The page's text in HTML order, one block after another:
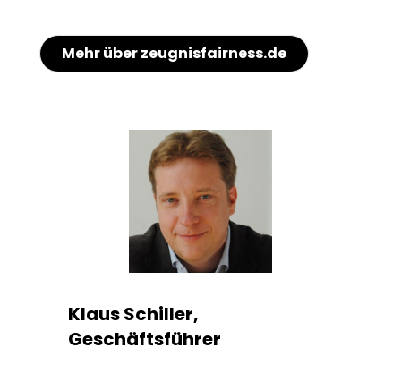
Mehr über zeugnisfairness.de
Klaus Schiller,
Geschäftsführer